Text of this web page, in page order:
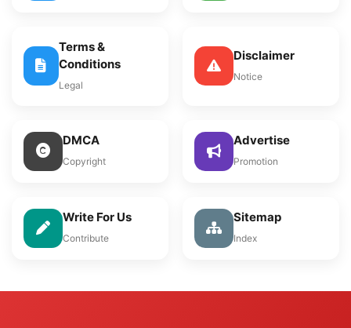
Terms &
Conditions
Legal
Disclaimer
Notice
DMCA
Copyright
Advertise
Promotion
Write For Us
Contribute
Sitemap
Index